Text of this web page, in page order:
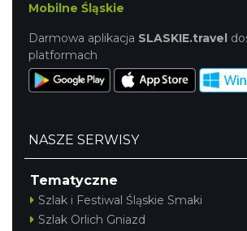
Mobilne Śląskie
Darmowa aplikacja SLASKIE.travel
platformach
NASZE SERWISY
Tematyczne
Szlak i Festiwal Śląskie Smaki
Szlak Orlich Gniazd